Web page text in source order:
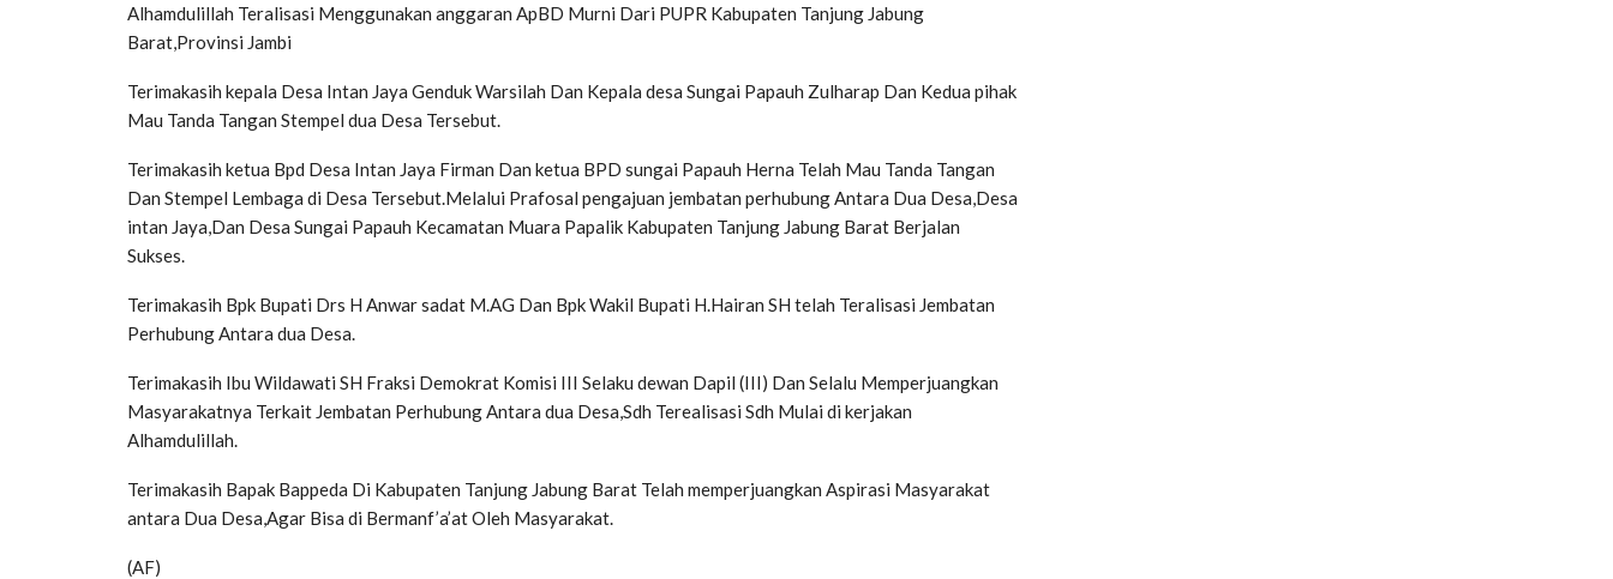
Alhamdulillah Teralisasi Menggunakan anggaran ApBD Murni Dari PUPR Kabupaten Tanjung Jabung
Barat,Provinsi Jambi
Terimakasih kepala Desa Intan Jaya Genduk Warsilah Dan Kepala desa Sungai Papauh Zulharap Dan Kedua pihak
Mau Tanda Tangan Stempel dua Desa Tersebut.
Terimakasih ketua Bpd Desa Intan Jaya Firman Dan ketua BPD sungai Papauh Herna Telah Mau Tanda Tangan
Dan Stempel Lembaga di Desa Tersebut.Melalui Prafosal pengajuan jembatan perhubung Antara Dua Desa,Desa
intan Jaya,Dan Desa Sungai Papauh Kecamatan Muara Papalik Kabupaten Tanjung Jabung Barat Berjalan
Sukses.
Terimakasih Bpk Bupati Drs H Anwar sadat M.AG Dan Bpk Wakil Bupati H.Hairan SH telah Teralisasi Jembatan
Perhubung Antara dua Desa.
Terimakasih Ibu Wildawati SH Fraksi Demokrat Komisi III Selaku dewan Dapil (III) Dan Selalu Memperjuangkan
Masyarakatnya Terkait Jembatan Perhubung Antara dua Desa,Sdh Terealisasi Sdh Mulai di kerjakan
Alhamdulillah.
Terimakasih Bapak Bappeda Di Kabupaten Tanjung Jabung Barat Telah memperjuangkan Aspirasi Masyarakat
antara Dua Desa,Agar Bisa di Bermanf’a’at Oleh Masyarakat.
(AF)